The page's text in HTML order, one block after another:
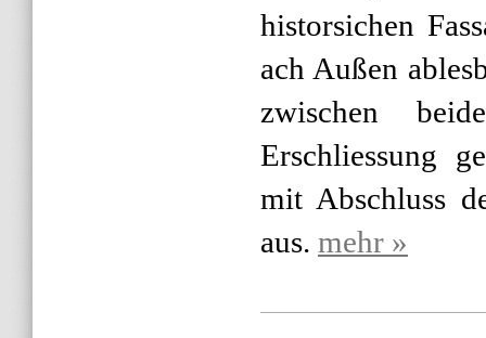
historsichen
ach Außen
zwischen
Erschliessung
mit Abschluss
aus. mehr »